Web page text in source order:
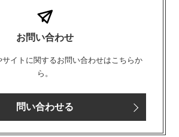
お問い合わせ
イトに関するお問い合わせはこちらか
ら。
問い合わせる